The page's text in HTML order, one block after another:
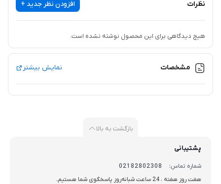
انشعاب یا لوله فرعی استفاده می شود.
برای نصب این اتصال به لوله پلی اتیلن پیچاندن سری این اتصال می
باشد. و بسیار به خوبی آببندی کرده و مانع از خروج آب می شود.
نظرات افزودن نظر جدید +
هیچ دیدگاهی برای این محصول نوشته نشده است.
مشخصات نمایش بیشتر
بازگشت به بالا
پشتیبانی
شماره تماس:
02182802308
هفت روز هفته ، 24 ساعت شبانه‌روز پاسخگوی شما هستیم.